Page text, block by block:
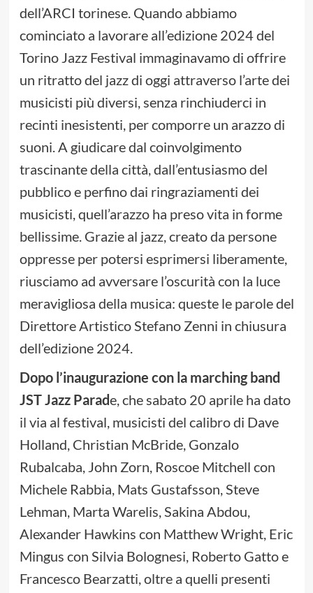
dell’ARCI torinese. Quando abbiamo
cominciato a lavorare all’edizione 2024 del
Torino Jazz Festival immaginavamo di offrire
un ritratto del jazz di oggi attraverso l’arte dei
musicisti più diversi, senza rinchiuderci in
recinti inesistenti, per comporre un arazzo di
suoni. A giudicare dal coinvolgimento
trascinante della città, dall’entusiasmo del
pubblico e perfino dai ringraziamenti dei
musicisti, quell’arazzo ha preso vita in forme
bellissime. Grazie al jazz, creato da persone
oppresse per potersi esprimersi liberamente,
riusciamo ad avversare l’oscurità con la luce
meravigliosa della musica: queste le parole del
Direttore Artistico Stefano Zenni in chiusura
dell’edizione 2024.
Dopo l’inaugurazione con la marching band
JST Jazz Parade, che sabato 20 aprile ha dato
il via al festival, musicisti del calibro di Dave
Holland, Christian McBride, Gonzalo
Rubalcaba, John Zorn, Roscoe Mitchell con
Michele Rabbia, Mats Gustafsson, Steve
Lehman, Marta Warelis, Sakina Abdou,
Alexander Hawkins con Matthew Wright, Eric
Mingus con Silvia Bolognesi, Roberto Gatto e
Francesco Bearzatti, oltre a quelli presenti